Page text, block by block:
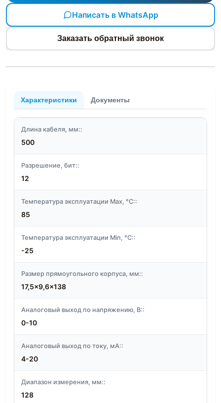
Написать в WhatsApp
Заказать обратный звонок
Характеристики Документы
Длина кабеля, мм::
500
Разрешение, бит::
12
Температура эксплуатации Max, °C::
85
Температура эксплуатации Min, °C::
-25
Размер прямоугольного корпуса, мм::
17,5x9,6x138
Аналоговый выход по напряжению, В::
0-10
Аналоговый выход по току, мА::
4-20
Диапазон измерения, мм::
128